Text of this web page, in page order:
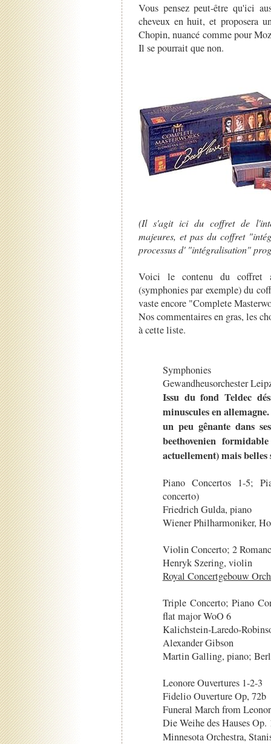
Vous pensez peut-être qu'ici
cheveux en huit, et proposera
Chopin, nuancé comme pour
Il se pourrait que non.
(Il s'agit ici du coffret de
majeures, et pas du coffret
processus d' "intégralisation"
Voici le contenu du coffret
(symphonies par exemple) du
vaste encore "Complete
Nos commentaires en gras, les
à cette liste.
Symphonies
Gewandheusorchester
Issu du fond Teldec
minuscules en
un peu gênante dans
beethovenien
actuellement) mais belles
Piano Concertos 1-5;
concerto)
Friedrich Gulda, piano
Wiener Philharmoniker,
Violin Concerto; 2
Henryk Szering, violin
Royal Concertgebouw
Triple Concerto; Piano
flat major WoO 6
Kalichstein-Laredo-
Alexander Gibson
Martin Galling, piano;
Leonore Ouvertures 1-2-3
Fidelio Ouverture Op, 72b
Funeral March from
Die Weihe des Hauses Op.
Minnesota Orchestra,